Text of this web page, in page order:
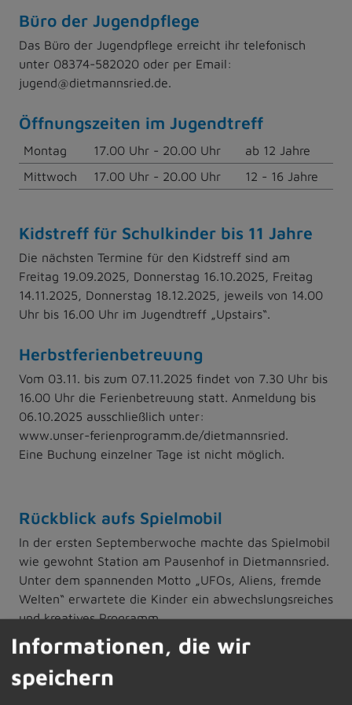
Büro der Jugendpflege
Das Büro der Jugendpflege erreicht ihr telefonisch
unter 08374-582020 oder per Email:
jugend@dietmannsried.de.
Öffnungszeiten im Jugendtreff
Montag 17.00 Uhr - 20.00 Uhr
ab 12 Jahre
Mittwoch
17.00 Uhr - 20.00 Uhr 12 - 16 Jahre
Kidstreff für Schulkinder bis 11 Jahre
Die nächsten Termine für den Kidstreff sind am
Freitag 19.09.2025, Donnerstag 16.10.2025, Freitag
14.11.2025, Donnerstag 18.12.2025, jeweils von 14.00
Uhr bis 16.00 Uhr im Jugendtreff „Upstairs“.
Herbstferienbetreuung
Vom 03.11. bis zum 07.11.2025 findet von 7.30 Uhr bis
16.00 Uhr die Ferienbetreuung statt. Anmeldung bis
06.10.2025 ausschließlich unter:
www.unser-ferienprogramm.de/dietmannsried.
Eine Buchung einzelner Tage ist nicht möglich.
Rückblick aufs Spielmobil
In der ersten Septemberwoche machte das Spielmobil
wie gewohnt Station am Pausenhof in Dietmannsried.
Unter dem spannenden Motto „UFOs, Aliens, fremde
Welten“ erwartete die Kinder ein abwechslungsreiches
und kreatives Programm.
Jeden Tag konnten die jungen Besucherinnen und
Besucher in fantastische Welten eintauchen. Es
wurden Helme aus Pappmaché gebastelt, ein
geheimnisvoller Schatz gesucht, Salzteig gestaltet,
Informationen, die wir
speichern